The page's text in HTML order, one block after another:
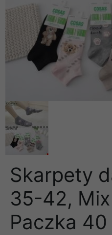
Skarpety
35-42,
Paczka